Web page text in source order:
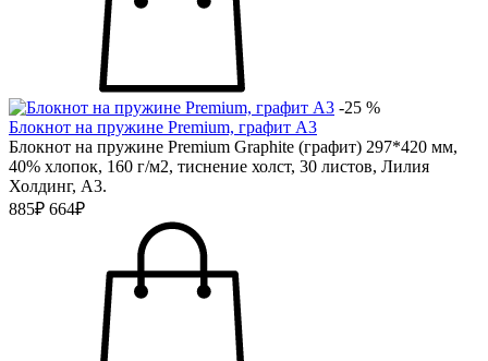
-25 %
Блокнот на пружине Premium, графит А3
Блокнот на пружине Premium Graphitе (графит) 297*420 мм,
40% хлопок, 160 г/м2, тиснение холст, 30 листов, Лилия
Холдинг, А3.
885₽ 664₽